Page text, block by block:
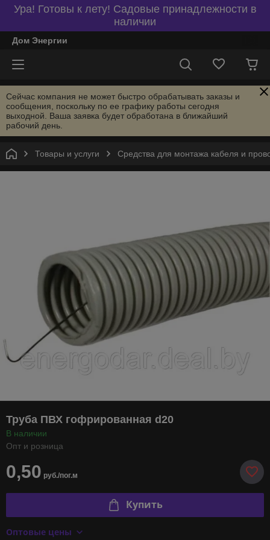
Ура! Готовы к лету! Садовые принадлежности в
наличии
Дом Энергии
Сейчас компания не может быстро обрабатывать заказы и
сообщения, поскольку по ее графику работы сегодня
выходной. Ваша заявка будет обработана в ближайший
рабочий день.
Товары и услуги Средства для монтажа кабеля и
Труба ПВХ гофрированная d20
В наличии
Опт и розница
0,50 руб./пог.м
Купить
Оптовые цены